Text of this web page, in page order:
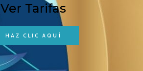
Ver Tarifas
HAZ CLIC AQUÍ